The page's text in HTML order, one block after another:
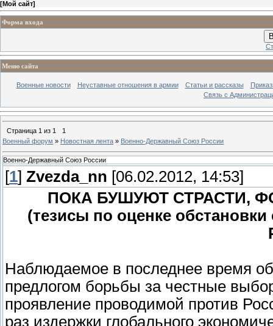
[Мой сайт]
Форма входа
Меню сайта
Военные новости Неуставные отношения в армии Статьи и рассказы
Связь с
Страница 1 из 1
1
Военный форум » Новостная лента » Военно-Державный Союз России
Военно-Державный Союз России
[1] Zvezda_nn [06.02.2012, 14:53]
ПОКА БУШУЮТ СТРАСТИ,
(тезисы по оценке
Наблюдаемое в последнее время
предлогом борьбы за честные
проявление проводимой против
раз издержки глобального